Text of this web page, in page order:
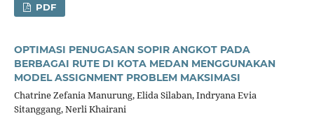
PDF
OPTIMASI PENUGASAN SOPIR ANGKOT PADA
BERBAGAI RUTE DI KOTA MEDAN MENGGUNAKAN
MODEL ASSIGNMENT PROBLEM MAKSIMASI
Chatrine Zefania Manurung, Elida Silaban, Indryana Evia
Sitanggang, Nerli Khairani